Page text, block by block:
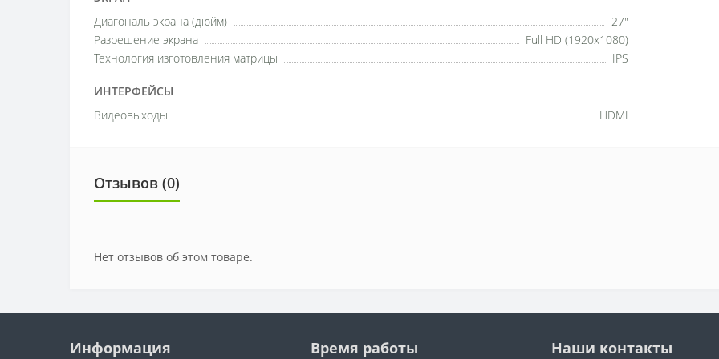
Диагональ экрана (дюйм)
27"
Разрешение экрана
Full HD (1920x1080)
Технология изготовления матрицы
IPS
ИНТЕРФЕЙСЫ
Видеовыходы HDMI
Отзывов (0)
Нет отзывов об этом товаре.
Информация Время работы Наши контакты